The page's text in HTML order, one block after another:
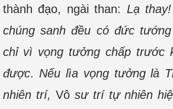
thành đạo, ngài than: Lạ
chúng sanh đều có đức
chỉ vì vọng tưởng chấp trước
được. Nếu lìa vọng tưởng là
nhiên trí, Vô sư trí tự nhiên